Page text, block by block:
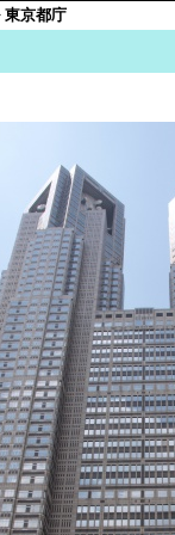
東京都庁